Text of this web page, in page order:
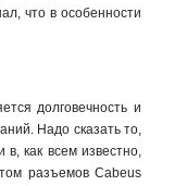
что в особенности
долговечность и
Надо сказать то,
как всем известно,
разъемов Cabeus